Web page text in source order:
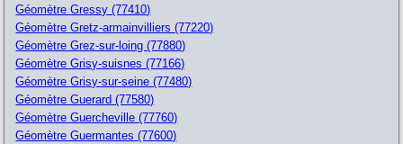
Géomètre Gressy (77410)
Géomètre Gretz-armainvilliers (77220)
Géomètre Grez-sur-loing (77880)
Géomètre Grisy-suisnes (77166)
Géomètre Grisy-sur-seine (77480)
Géomètre Guerard (77580)
Géomètre Guercheville (77760)
Géomètre Guermantes (77600)